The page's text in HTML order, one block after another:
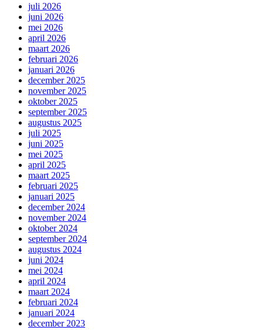
juli 2026
juni 2026
mei 2026
april 2026
maart 2026
februari 2026
januari 2026
december 2025
november 2025
oktober 2025
september 2025
augustus 2025
juli 2025
juni 2025
mei 2025
april 2025
maart 2025
februari 2025
januari 2025
december 2024
november 2024
oktober 2024
september 2024
augustus 2024
juni 2024
mei 2024
april 2024
maart 2024
februari 2024
januari 2024
december 2023